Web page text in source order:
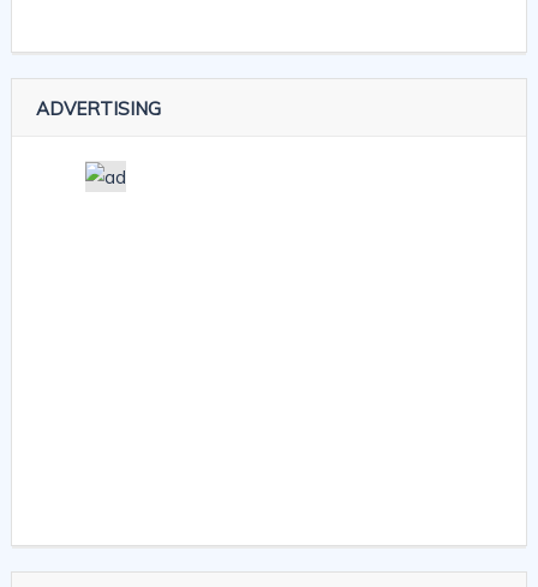
ADVERTISING